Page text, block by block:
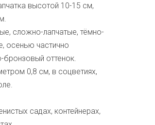
высотой 10-15 см,
сложно-лапчатые, тёмно-
осенью частично
оттенок.
0,8 см, в соцветиях,
садах, контейнерах,